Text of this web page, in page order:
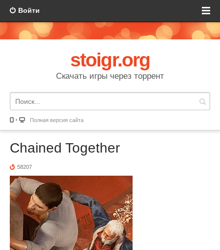
Войти
stoigr.org
Скачать игры через торрент
Полная версия сайта
Chained Together
58207